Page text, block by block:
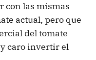
con las mismas
actual, pero que
del tomate
caro invertir el